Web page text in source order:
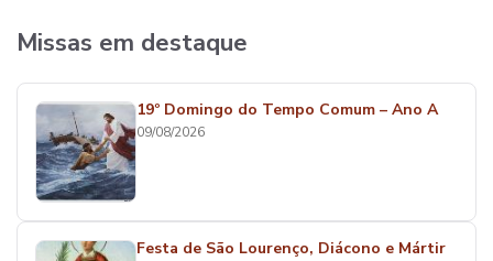
Missas em destaque
19º Domingo do Tempo Comum – Ano A
09/08/2026
Festa de São Lourenço, Diácono e Mártir